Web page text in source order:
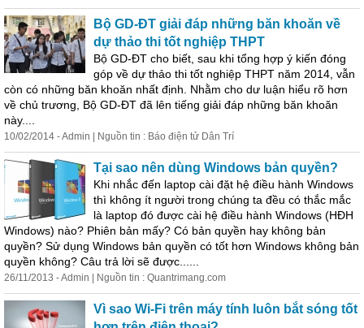
Bộ GD-ĐT giải đáp những băn khoăn về
dự thảo thi tốt nghiệp THPT
Bộ GD-ĐT cho biết, sau khi tổng hợp ý kiến đóng
góp về dự thảo thi tốt nghiệp THPT năm 2014, vẫn
còn có những băn khoăn nhất định. Nhằm cho dư luận hiểu rõ hơn
về chủ trương, Bộ GD-ĐT đã lên tiếng giải đáp những băn khoăn
này....
10/02/2014 - Admin | Nguồn tin : Báo điện tử Dân Trí
Tại sao nên dùng Windows bản quyền?
Khi nhắc đến laptop cài đặt hệ điều hành Windows
thì không ít người trong chúng ta đều có thắc mắc
là laptop đó được cài hệ điều hành Windows (HĐH
Windows) nào? Phiên bản mấy? Có bản quyền hay không bản
quyền? Sử dụng Windows bản quyền có tốt hơn Windows không bản
quyền không? Câu trả lời sẽ được......
26/11/2013 - Admin | Nguồn tin : Quantrimang.com
Vì sao Wi-Fi trên máy tính luôn bắt sóng tốt